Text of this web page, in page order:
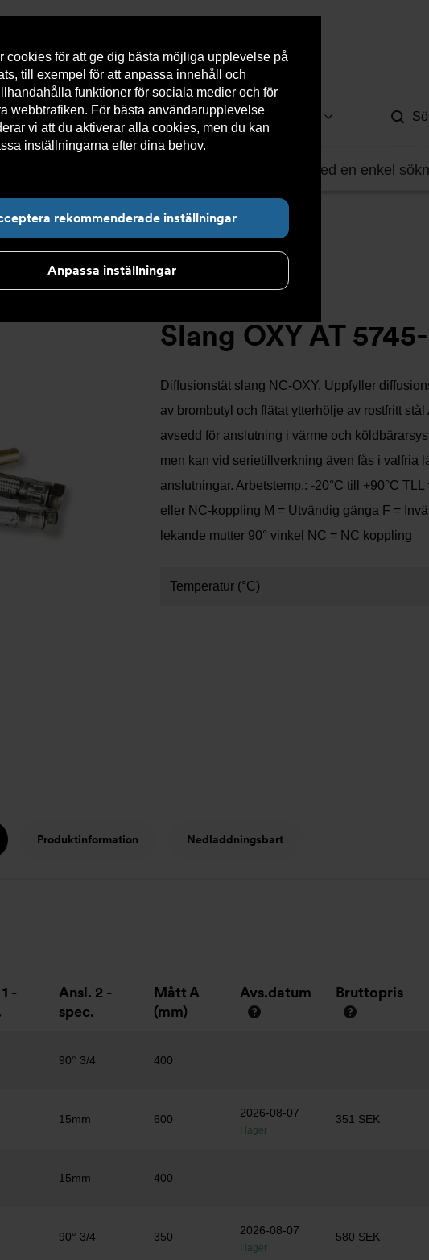
cookies för att ge dig bästa möjliga upplevelse på
till exempel för att anpassa innehåll och
funktioner för sociala medier och för
webbtrafiken. För bästa användarupplevelse
vi att du aktiverar alla cookies, men du kan
inställningarna efter dina behov.
rekommenderade inställningar
Anpassa inställningar
Hållbarhet Kontakta oss Kundservice
Hitta det du letar efter med en enkel
Slang OXY AT 5745-
Diffusionstät slang NC-OXY. Uppfyller
av brombutyl och flätat ytterhölje av rostfritt
avsedd för anslutning i värme och
men kan vid serietillverkning även fås i valfria
anslutningar. Arbetstemp.: -20°C till +90°C
eller NC-koppling M = Utvändig gänga F =
lekande mutter 90° vinkel NC = NC koppling
Temperatur (°C)
Produktinformation Nedladdningsbart
-
Ansl. 2 -
spec.
Mått A
(mm)
Avs.datum Bruttopris
90° 3/4 400
15mm 600 2026-08-07
I lager
351 SEK
15mm 400
90° 3/4 350 2026-08-07
I lager
580 SEK